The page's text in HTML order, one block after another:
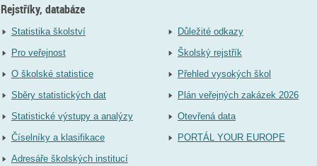
Rejstříky, databáze
Statistika školství
Pro veřejnost
O školské statistice
Sběry statistických dat
Statistické výstupy a analýzy
Číselníky a klasifikace
Adresáře školských institucí
Důležité odkazy
Školský rejstřík
Přehled vysokých škol
Plán veřejných zakázek 2026
Otevřená data
PORTÁL YOUR EUROPE